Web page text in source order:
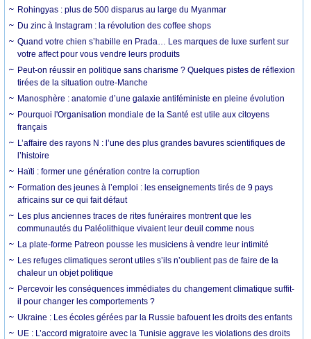
Rohingyas : plus de 500 disparus au large du Myanmar
Du zinc à Instagram : la révolution des coffee shops
Quand votre chien s’habille en Prada… Les marques de luxe surfent sur
votre affect pour vous vendre leurs produits
Peut-on réussir en politique sans charisme ? Quelques pistes de réflexion
tirées de la situation outre-Manche
Manosphère : anatomie d’une galaxie antiféministe en pleine évolution
Pourquoi l'Organisation mondiale de la Santé est utile aux citoyens
français
L’affaire des rayons N : l’une des plus grandes bavures scientifiques de
l’histoire
Haïti : former une génération contre la corruption
Formation des jeunes à l’emploi : les enseignements tirés de 9 pays
africains sur ce qui fait défaut
Les plus anciennes traces de rites funéraires montrent que les
communautés du Paléolithique vivaient leur deuil comme nous
La plate-forme Patreon pousse les musiciens à vendre leur intimité
Les refuges climatiques seront utiles s’ils n’oublient pas de faire de la
chaleur un objet politique
Percevoir les conséquences immédiates du changement climatique suffit-
il pour changer les comportements ?
Ukraine : Les écoles gérées par la Russie bafouent les droits des enfants
UE : L’accord migratoire avec la Tunisie aggrave les violations des droits